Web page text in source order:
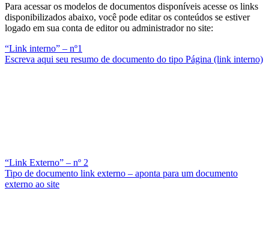
Para acessar os modelos de documentos disponíveis acesse os links
disponibilizados abaixo, você pode editar os conteúdos se estiver
logado em sua conta de editor ou administrador no site:
“Link interno” – nº1
Escreva aqui seu resumo de documento do tipo Página (link interno)
“Link Externo” – nº 2
Tipo de documento link externo – aponta para um documento
externo ao site